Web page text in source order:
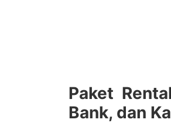
Paket
Bank, dan